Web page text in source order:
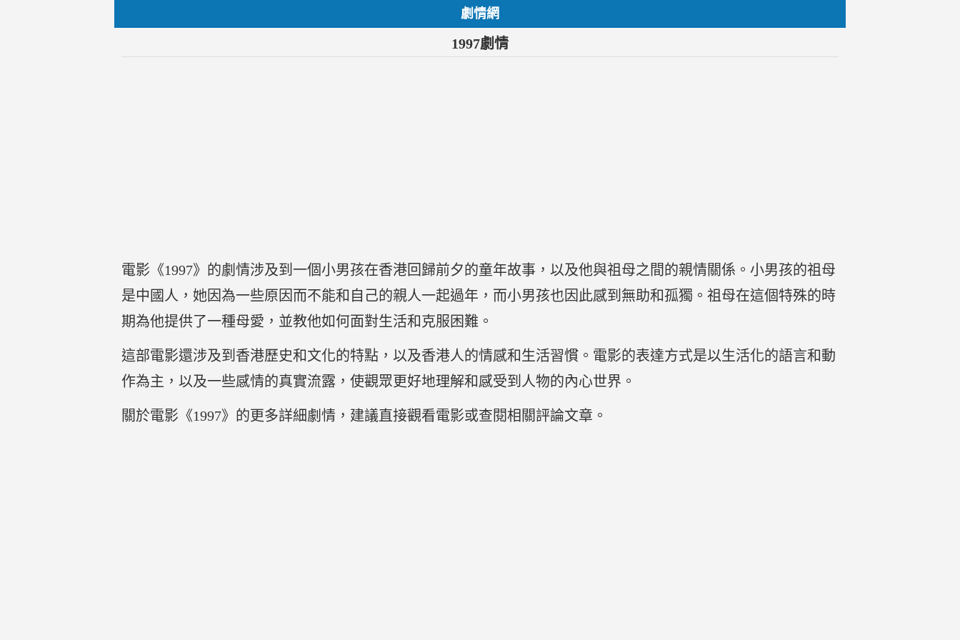
劇情網
1997劇情
電影《1997》的劇情涉及到一個小男孩在香港回歸前夕的童年故事，以及他與祖母之間的親情關係。小男孩的祖母
是中國人，她因為一些原因而不能和自己的親人一起過年，而小男孩也因此感到無助和孤獨。祖母在這個特殊的時
期為他提供了一種母愛，並教他如何面對生活和克服困難。
這部電影還涉及到香港歷史和文化的特點，以及香港人的情感和生活習慣。電影的表達方式是以生活化的語言和動
作為主，以及一些感情的真實流露，使觀眾更好地理解和感受到人物的內心世界。
關於電影《1997》的更多詳細劇情，建議直接觀看電影或查閱相關評論文章。